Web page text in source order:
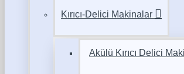
Kırıcı-Delici Makinalar
Akülü Kırıcı Delici